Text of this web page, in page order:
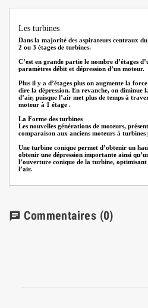
Les turbines
Dans la majorité des aspirateurs centraux
2 ou 3 étages de turbines.
C’est en grande partie le nombre d’étages
paramètres débit et dépression d’un moteur.
Plus il y a d’étages plus on augmente la
dire la dépression. En revanche, on diminue
d’air, puisque l’air met plus de temps à
moteur à 1 étage .
La Forme des turbines
Les nouvelles générations de moteurs,
comparaison aux anciens moteurs à turbines
Une turbine conique permet d’obtenir un
obtenir une dépression importante ainsi
l’ouverture conique de la turbine,
l’air.
chat Commentaires (0)